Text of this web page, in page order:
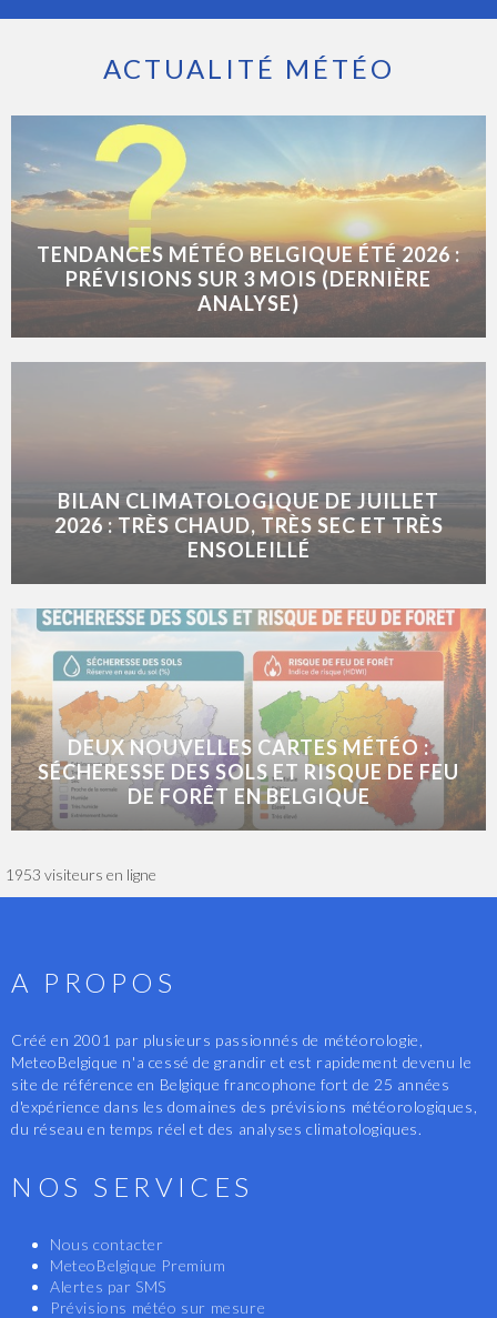
ACTUALITÉ MÉTÉO
TENDANCES MÉTÉO BELGIQUE ÉTÉ 2026 :
PRÉVISIONS SUR 3 MOIS (DERNIÈRE
ANALYSE)
BILAN CLIMATOLOGIQUE DE JUILLET
2026 : TRÈS CHAUD, TRÈS SEC ET TRÈS
ENSOLEILLÉ
DEUX NOUVELLES CARTES MÉTÉO :
SÉCHERESSE DES SOLS ET RISQUE DE FEU
DE FORÊT EN BELGIQUE
1953 visiteurs en ligne
A PROPOS
Créé en 2001 par plusieurs passionnés de météorologie,
MeteoBelgique n'a cessé de grandir et est rapidement devenu le
site de référence en Belgique francophone fort de 25 années
d'expérience dans les domaines des prévisions météorologiques,
du réseau en temps réel et des analyses climatologiques.
NOS SERVICES
Nous contacter
MeteoBelgique Premium
Alertes par SMS
Prévisions météo sur mesure